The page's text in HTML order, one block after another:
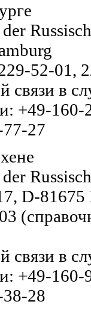
52-01,
связи в
+49-160-
27
D-
связи в
+49-160-
28